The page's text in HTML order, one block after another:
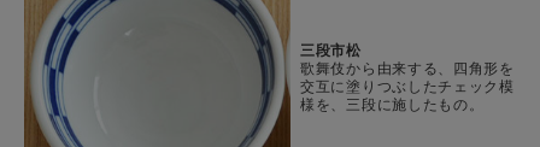
三段市松
歌舞伎から由来する、四角形を
交互に塗りつぶしたチェック模
様を、三段に施したもの。